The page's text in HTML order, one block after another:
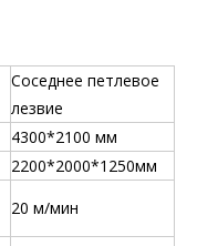
Соседнее петлевое
лезвие
4300*2100 мм
2200*2000*1250мм
20 м/мин